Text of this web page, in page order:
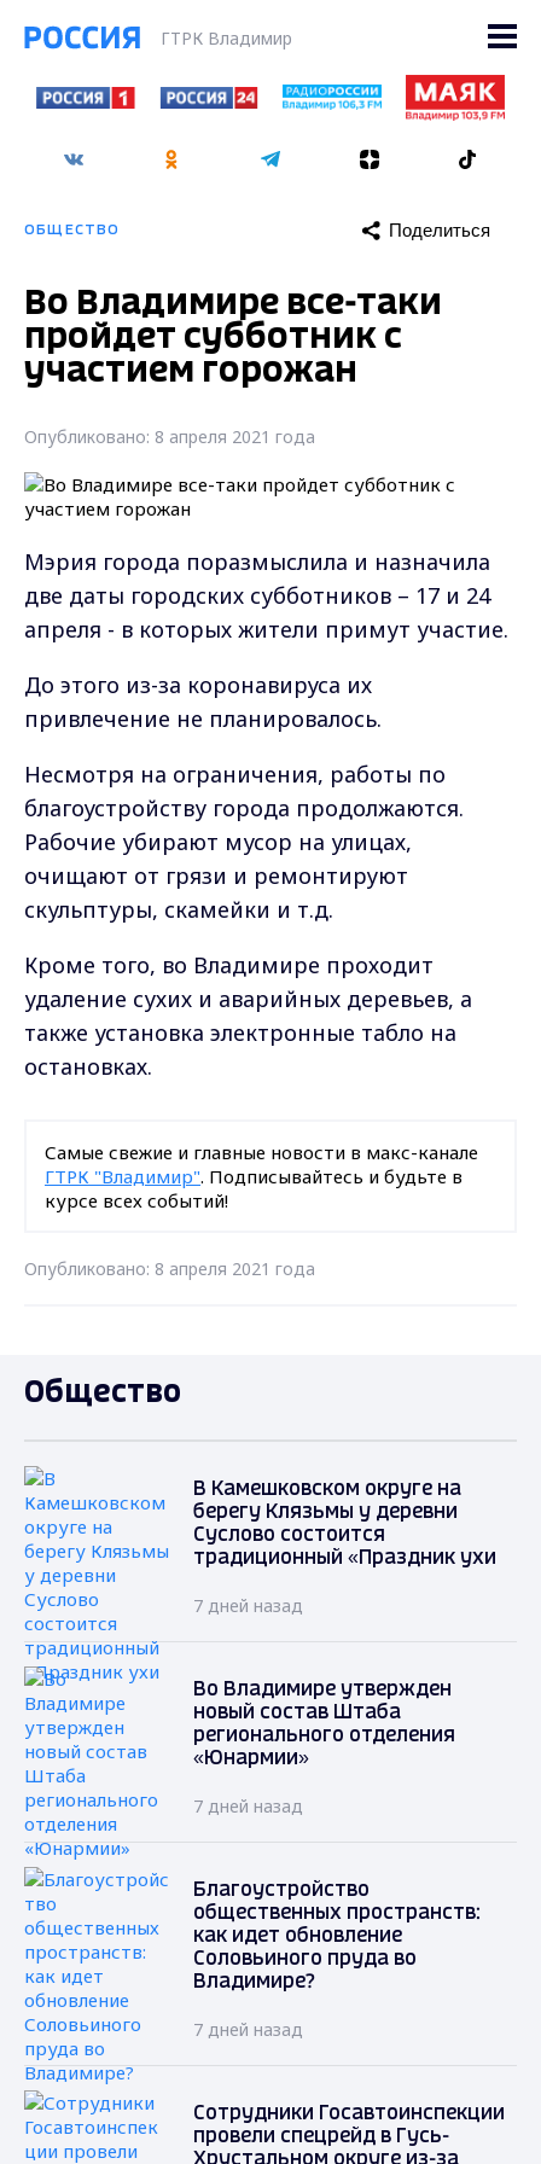
ГТРК Владимир
ОБЩЕСТВО Поделиться
Во Владимире все-таки
пройдет субботник с
участием горожан
Опубликовано: 8 апреля 2021 года
Мэрия города поразмыслила и назначила
две даты городских субботников – 17 и 24
апреля - в которых жители примут участие.
До этого из-за коронавируса их
привлечение не планировалось.
Несмотря на ограничения, работы по
благоустройству города продолжаются.
Рабочие убирают мусор на улицах,
очищают от грязи и ремонтируют
скульптуры, скамейки и т.д.
Кроме того, во Владимире проходит
удаление сухих и аварийных деревьев, а
также установка электронные табло на
остановках.
Самые свежие и главные новости в макс-канале
ГТРК "Владимир". Подписывайтесь и будьте в
курсе всех событий!
Опубликовано: 8 апреля 2021 года
Общество
В Камешковском округе на
берегу Клязьмы у деревни
Суслово состоится
традиционный «Праздник ухи
7 дней назад
Во Владимире утвержден
новый состав Штаба
регионального отделения
«Юнармии»
7 дней назад
Благоустройство
общественных пространств:
как идет обновление
Соловьиного пруда во
Владимире?
7 дней назад
Сотрудники Госавтоинспекции
провели спецрейд в Гусь-
Хрустальном округе из-за